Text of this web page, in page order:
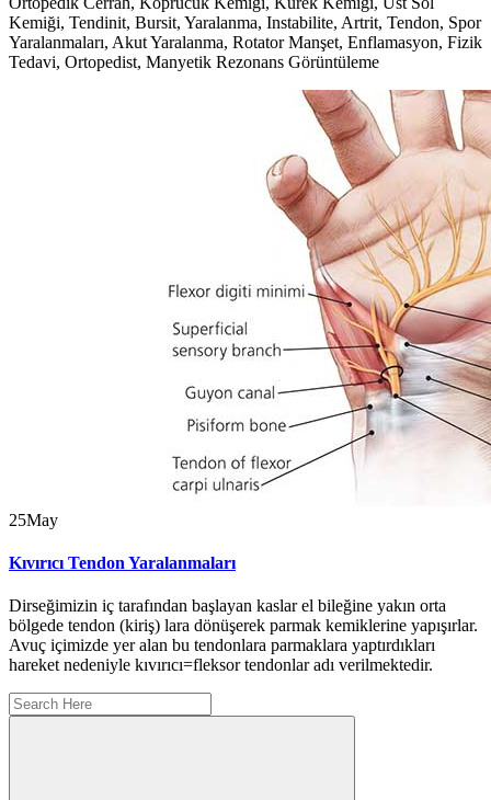
Kemiği, Tendinit, Bursit, Yaralanma, Instabilite, Artrit, Tendon, Spor
Yaralanmaları, Akut Yaralanma, Rotator Manşet, Enflamasyon, Fizik
Tedavi, Ortopedist, Manyetik Rezonans Görüntüleme
25May
Kıvırıcı Tendon Yaralanmaları
Dirseğimizin iç tarafından başlayan kaslar el bileğine yakın orta
bölgede tendon (kiriş) lara dönüşerek parmak kemiklerine yapışırlar.
Avuç içimizde yer alan bu tendonlara parmaklara yaptırdıkları
hareket nedeniyle kıvırıcı=fleksor tendonlar adı verilmektedir.